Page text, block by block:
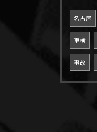
名古屋
車検
事故